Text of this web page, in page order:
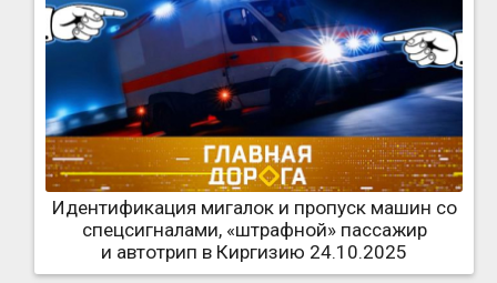
Идентификация мигалок и пропуск машин со
спецсигналами, «штрафной» пассажир
и автотрип в Киргизию 24.10.2025